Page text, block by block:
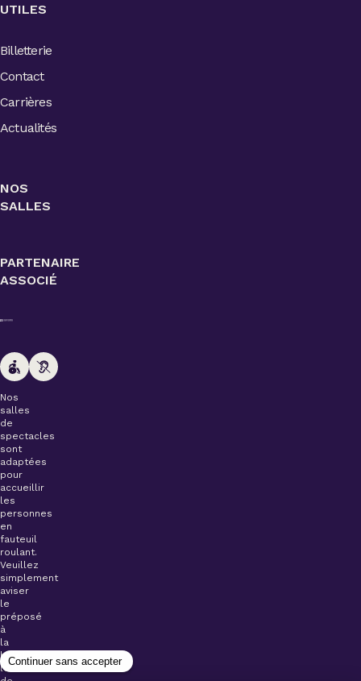
UTILES
Billetterie
Contact
Carrières
Actualités
NOS
SALLES
PARTENAIRE
ASSOCIÉ
Nos
salles
de
spectacles
sont
adaptées
pour
accueillir
les
personnes
en
fauteuil
roulant.
Veuillez
simplement
aviser
le
préposé
à
la
billetterie
lors